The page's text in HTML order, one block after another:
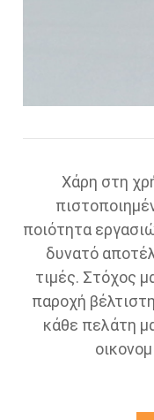
Χάρη στη
ποιότητα
δυνατό
τιμές. Στόχος
παροχή
κάθε πελάτη